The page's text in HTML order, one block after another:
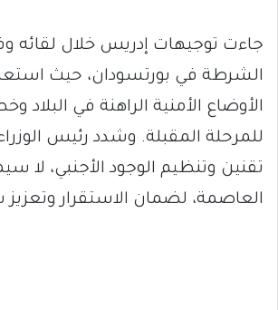
جاءت توجيهات إدريس خلال لقائه
الشرطة في بورتسودان، حيث
الأوضاع الأمنية الراهنة في البلاد
للمرحلة المقبلة. وشدد رئيس
تقنين وتنظيم الوجود الأجنبي، لا
العاصمة، لضمان الاستقرار وتعزيز